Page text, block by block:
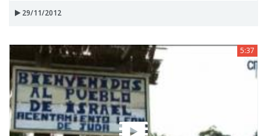
29/11/2012
5:37